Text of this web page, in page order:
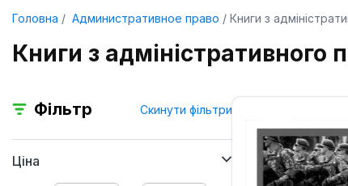
Головна Административное право Книги з
Книги з адміністративного
Фільтр Скинути фільтри
Ціна